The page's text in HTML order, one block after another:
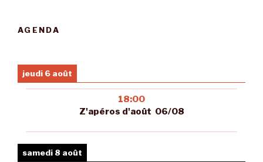
AGENDA
jeudi 6 août
18:00
Z'apéros d'août 06/08
samedi 8 août